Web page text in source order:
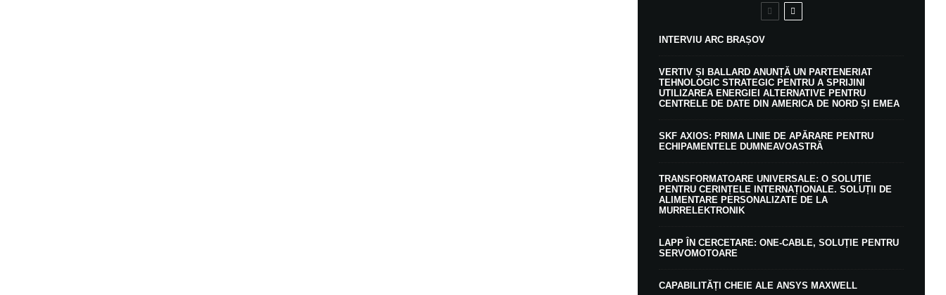
INTERVIU ARC BRAȘOV
VERTIV ȘI BALLARD ANUNȚĂ UN PARTENERIAT
TEHNOLOGIC STRATEGIC PENTRU A SPRIJINI
UTILIZAREA ENERGIEI ALTERNATIVE PENTRU
CENTRELE DE DATE DIN AMERICA DE NORD ȘI EMEA
SKF AXIOS: PRIMA LINIE DE APĂRARE PENTRU
ECHIPAMENTELE DUMNEAVOASTRĂ
TRANSFORMATOARE UNIVERSALE: O SOLUȚIE
PENTRU CERINȚELE INTERNAȚIONALE. SOLUȚII DE
ALIMENTARE PERSONALIZATE DE LA
MURRELEKTRONIK
LAPP ÎN CERCETARE: ONE-CABLE, SOLUȚIE PENTRU
SERVOMOTOARE
CAPABILITĂȚI CHEIE ALE ANSYS MAXWELL